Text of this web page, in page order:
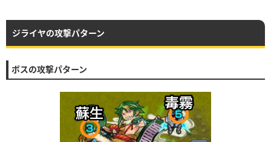
ジライヤの攻撃パターン
ボスの攻撃パターン